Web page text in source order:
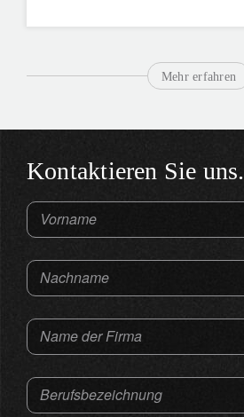
Mehr erfahren
Kontaktieren Sie uns.
Vorname
Nachname
Name der Firma
Berufsbezeichnung